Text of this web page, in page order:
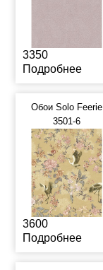
3350
Подробнее
Обои Solo Feerie
3501-6
3600
Подробнее